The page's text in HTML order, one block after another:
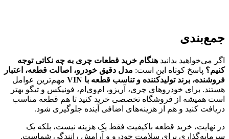
جمع‌بندی
اگر می‌خواهید بدانید هنگام خرید قطعات چری به چه نکاتی توجه
کنیم؟ پاسخ کوتاه این است: مدل دقیق خودرو، اصالت قطعه، اعتبار
فروشنده، برند تولیدکننده و تناسب قطعه با VIN
مهم‌ترین عوامل
هستند. برای خودروهای چری، آریزو، ام‌وی‌ام، فونیکس و تیگو بهتر
است همیشه از فروشگاه تخصصی خرید کنید تا هم قطعه مناسب
دریافت کنید و هم از هزینه‌های اضافی آینده جلوگیری شود.
در نهایت، خرید قطعه باکیفیت فقط یک هزینه نیست، بلکه یک
سرمایه‌گذاری برای سلامت خودرو و آرامش رانندگی شماست.